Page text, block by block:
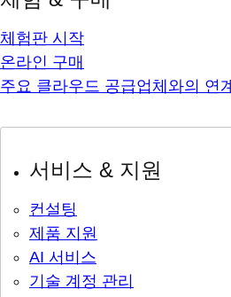
체험판 시작
온라인 구매
주요 클라우드 공급업체와의 연계
서비스 & 지원
컨설팅
제품 지원
AI 서비스
기술 계정 관리